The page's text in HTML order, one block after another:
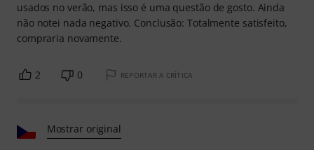
usados no verão, mas isso é uma questão de gosto. Ainda
não notei nada negativo. Conclusão: Totalmente satisfeito,
compraria novamente.
2 0 REPORTAR A CRÍTICA
Mostrar original